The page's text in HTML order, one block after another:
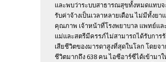
และพบว่าระบบสาธารณสุขทั้งหมดแทบ
รับค่าจ้างเป็นเวลาหลายเดือน ไม่มีทั้งย
คุณภาพ เจ้าหน้าที่โรงพยาบาล แพทย์แล
แม่และสตรีมีครรภ์ไม่สามารถได้รับการ
เสียชีวิตของมารดาสูงที่สุดในโลก โดยจ
ชีวิตมากถึง 638 คน ไอซีอาร์ซีได้เข้ามา